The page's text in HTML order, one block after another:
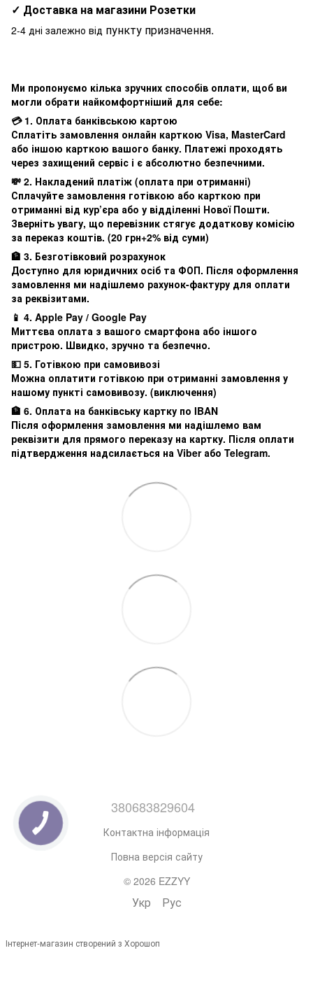
✓ Доставка на магазини Розетки
2-4 дні залежно від пункту призначення.
Ми пропонуємо кілька зручних способів оплати, щоб ви
могли обрати найкомфортніший для себе:
💳 1. Оплата банківською картою
Сплатіть замовлення онлайн карткою Visa, MasterCard
або іншою карткою вашого банку. Платежі проходять
через захищений сервіс і є абсолютно безпечними.
💸 2. Накладений платіж (оплата при отриманні)
Сплачуйте замовлення готівкою або карткою при
отриманні від кур’єра або у відділенні Нової Пошти.
Зверніть увагу, що перевізник стягує додаткову комісію
за переказ коштів. (20 грн+2% від суми)
🏦 3. Безготівковий розрахунок
Доступно для юридичних осіб та ФОП. Після оформлення
замовлення ми надішлемо рахунок-фактуру для оплати
за реквізитами.
📱 4. Apple Pay / Google Pay
Миттєва оплата з вашого смартфона або іншого
пристрою. Швидко, зручно та безпечно.
💵 5. Готівкою при самовивозі
Можна оплатити готівкою при отриманні замовлення у
нашому пункті самовивозу. (виключення)
🏦 6. Оплата на банківську картку по IBAN
Після оформлення замовлення ми надішлемо вам
реквізити для прямого переказу на картку. Після оплати
підтвердження надсилається на Viber або Telegram.
380683829604
Контактна інформація
Повна версія сайту
© 2026 EZZYY
Укр Рус
Інтернет-магазин створений з Хорошоп